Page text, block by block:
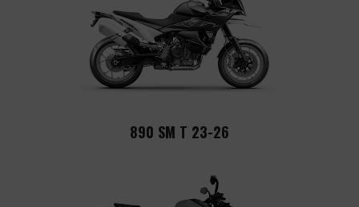
890 SM T 23-26